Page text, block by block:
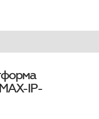
IP-